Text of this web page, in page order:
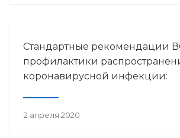
Стандартные рекомендации
профилактики
коронавирусной инфекции:
2 апреля 2020